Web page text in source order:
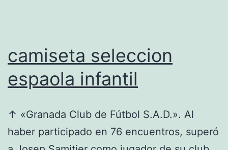
camiseta seleccion
espaola infantil
↑ «Granada Club de Fútbol S.A.D.». Al
haber participado en 76 encuentros, superó